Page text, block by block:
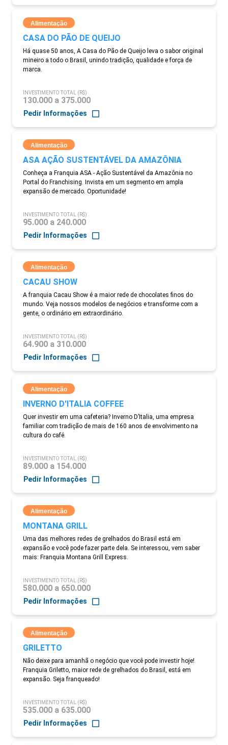
Alimentação
CASA DO PÃO DE QUEIJO
Há quase 50 anos, A Casa do Pão de Queijo leva o sabor original
mineiro a todo o Brasil, unindo tradição, qualidade e força de
marca.
INVESTIMENTO TOTAL (R$)
130.000 a 375.000
Pedir Informações
Alimentação
ASA AÇÃO SUSTENTÁVEL DA AMAZÔNIA
Conheça a Franquia ASA - Ação Sustentável da Amazônia no
Portal do Franchising. Invista em um segmento em ampla
expansão de mercado. Oportunidade!
INVESTIMENTO TOTAL (R$)
95.000 a 240.000
Pedir Informações
Alimentação
CACAU SHOW
A franquia Cacau Show é a maior rede de chocolates finos do
mundo. Veja nossos modelos de negócios e transforme com a
gente, o ordinário em extraordinário.
INVESTIMENTO TOTAL (R$)
64.900 a 310.000
Pedir Informações
Alimentação
INVERNO D'ITALIA COFFEE
Quer investir em uma cafeteria? Inverno D’Italia, uma empresa
familiar com tradição de mais de 160 anos de envolvimento na
cultura do café.
INVESTIMENTO TOTAL (R$)
89.000 a 154.000
Pedir Informações
Alimentação
MONTANA GRILL
Uma das melhores redes de grelhados do Brasil está em
expansão e você pode fazer parte dela. Se interessou, vem saber
mais: Franquia Montana Grill Express.
INVESTIMENTO TOTAL (R$)
580.000 a 650.000
Pedir Informações
Alimentação
GRILETTO
Não deixe para amanhã o negócio que você pode investir hoje!
Franquia Griletto, maior rede de grelhados do Brasil, está em
expansão. Seja franqueado!
INVESTIMENTO TOTAL (R$)
535.000 a 635.000
Pedir Informações